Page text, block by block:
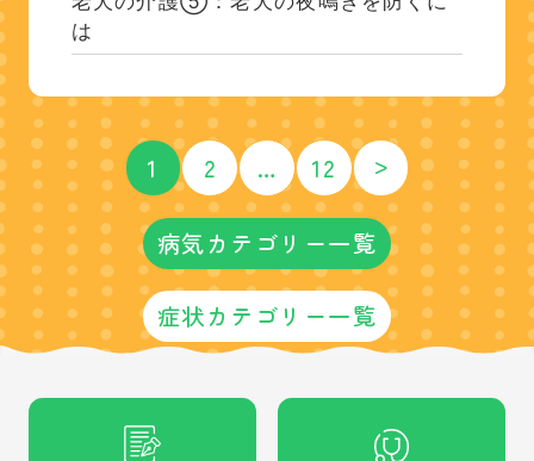
は
1 2 … 12 >
病気カテゴリー一覧
症状カテゴリー一覧